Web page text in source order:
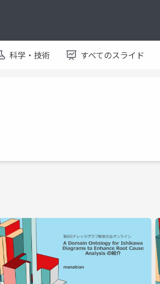
科学・技術 すべてのスライド